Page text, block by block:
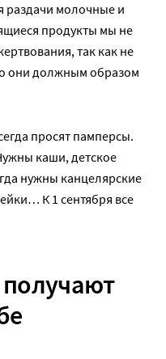
раздачи молочные и
продукты мы не
так как не
они должным образом
просят памперсы.
каши, детское
нужны канцелярские
К 1 сентября все